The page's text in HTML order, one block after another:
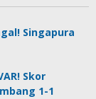
Singapura
Skor
1-1